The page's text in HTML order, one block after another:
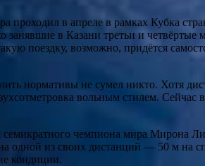
проходил в апреле в рамках Кубка
в Казани третьи и четвёртые
поездку, возможно, придётся
нормативы не сумел никто. Хотя
вольным стилем. Сейчас
чемпиона мира Мирона
одной из своих дистанций — 50 м на
кондиции.